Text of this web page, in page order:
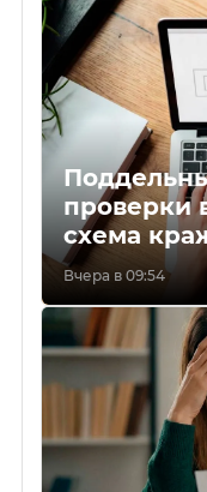
проверки
схема
Вчера в 09:54